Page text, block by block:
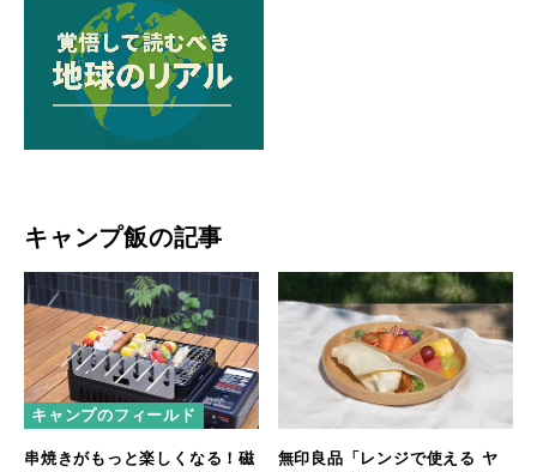
キャンプ飯の記事
キャンプのフィールド
串焼きがもっと楽しくなる！磁
無印良品「レンジで使える ヤ